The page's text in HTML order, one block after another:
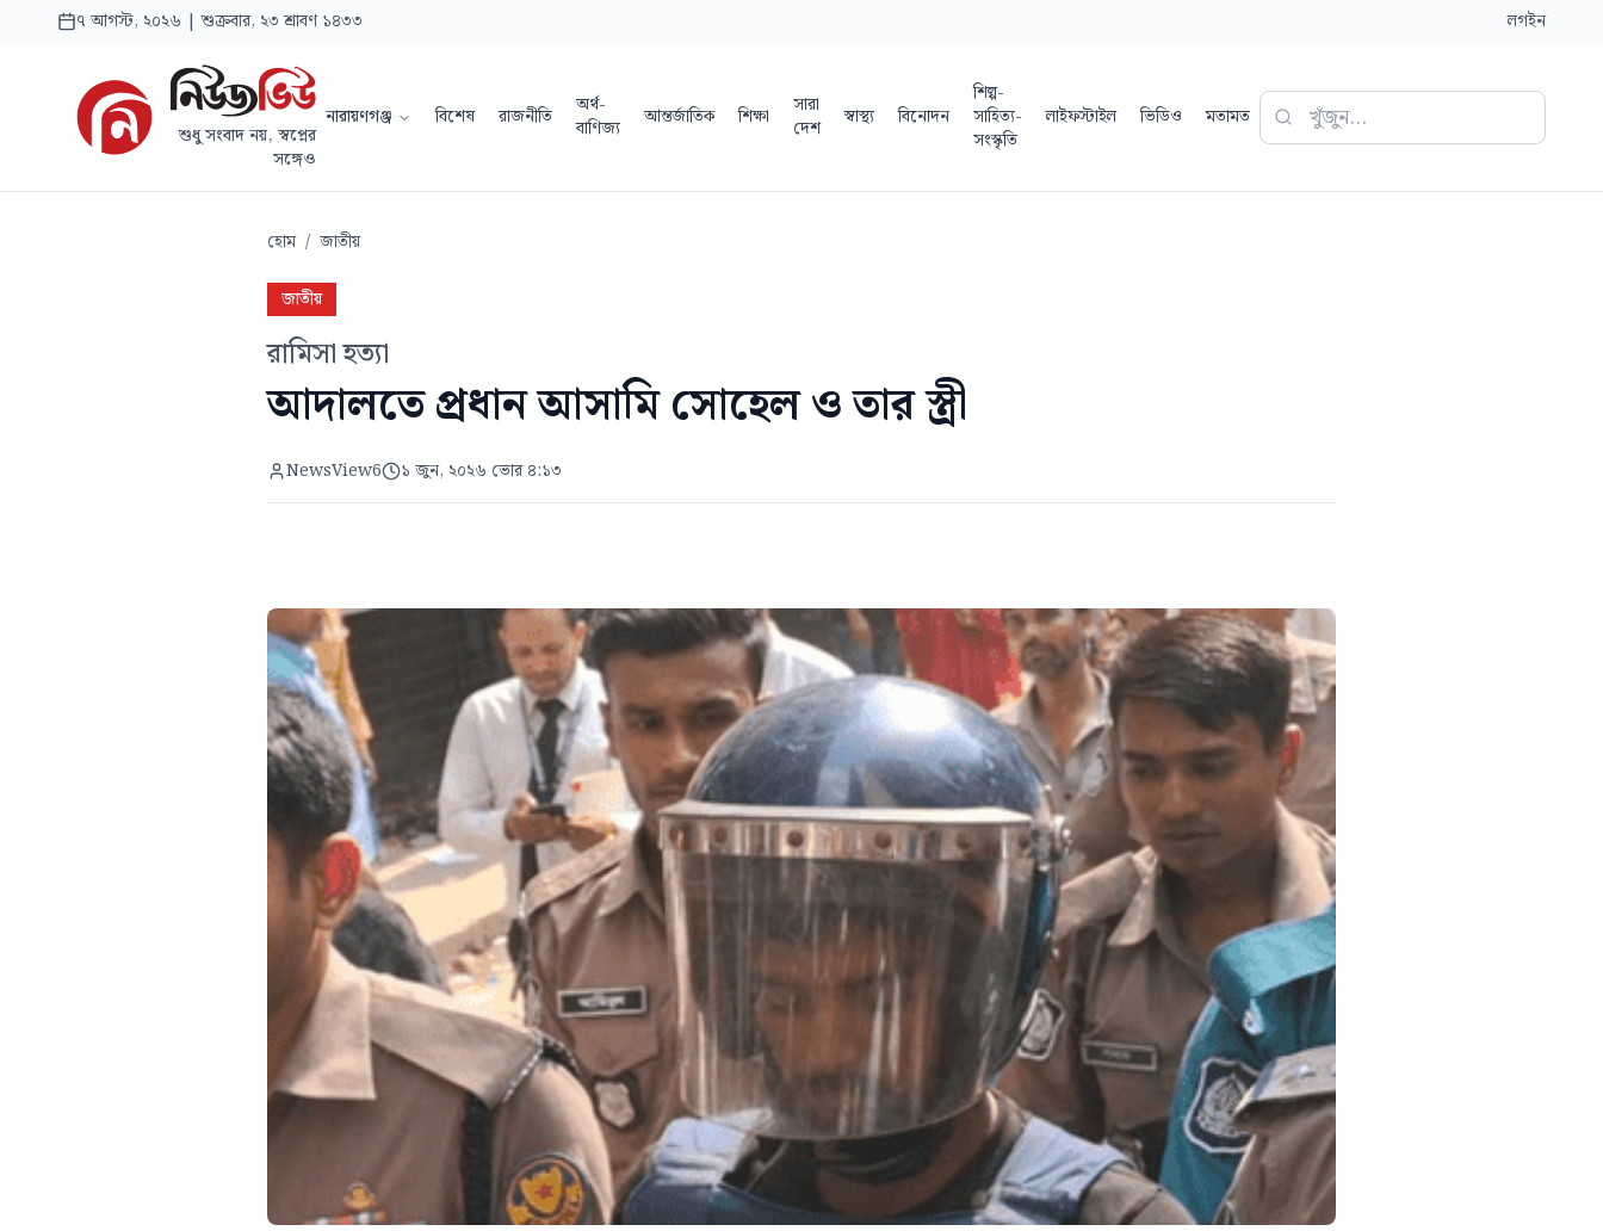
৭ আগস্ট, ২০২৬ | শুক্রবার, ২৩ শ্রাবণ ১৪৩৩ লগইন
শুধু সংবাদ নয়, স্বপ্নের
সঙ্গেও
নারায়ণগঞ্জ বিশেষ রাজনীতি
অর্থ-
বাণিজ্য
আন্তর্জাতিক শিক্ষা
সারা
দেশ
স্বাস্থ্য বিনোদন
শিল্প-
সাহিত্য-
সংস্কৃতি
লাইফস্টাইল ভিডিও মতামত
হোম / জাতীয়
জাতীয়
রামিসা হত্যা
আদালতে প্রধান আসামি সোহেল ও তার স্ত্রী
NewsView6 ১ জুন, ২০২৬ ভোর ৪:১৩